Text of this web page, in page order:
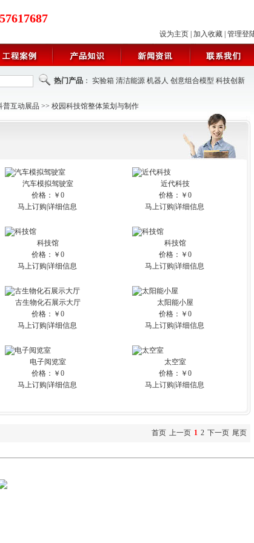
设为主页 加入收藏 管理登
热门产品 ： 实验箱 清洁能源 机器人 创意组合模型 科技创新
普互动展品 >> 校园科技馆整体策划与制作
汽车模拟驾驶室
价格：￥0
马上订购 详细信息
近代科技
价格：￥0
马上订购 详细信息
科技馆
价格：￥0
马上订购 详细信息
科技馆
价格：￥0
马上订购 详细信息
古生物化石展示大厅
价格：￥0
马上订购 详细信息
太阳能小屋
价格：￥0
马上订购 详细信息
电子阅览室
价格：￥0
马上订购 详细信息
太空室
价格：￥0
马上订购 详细信息
首页 上一页 1 2 下一页 尾页